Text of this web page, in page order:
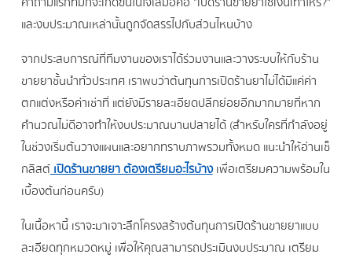
และงบประมาณเหล่านั้นถูกจัดสรรไปกับส่วนไหนบ้าง
จากประสบการณ์ที่ทีมงานของเราได้ร่วมงานและวางระบบให้กับร้าน
ขายยาชั้นนำทั่วประเทศ เราพบว่าต้นทุนการเปิดร้านยาไม่ได้มีแค่ค่า
ตกแต่งหรือค่าเช่าที่ แต่ยังมีรายละเอียดปลีกย่อยอีกมากมายที่หาก
คำนวณไม่ดีอาจทำให้งบประมาณบานปลายได้ (สำหรับใครที่กำลังอยู่
ในช่วงเริ่มต้นวางแผนและอยากทราบภาพรวมทั้งหมด แนะนำให้อ่านเช็
กลิสต์เปิดร้านขายยา ต้องเตรียมอะไรบ้างเพื่อเตรียมความพร้อมใน
เบื้องต้นก่อนครับ)
ในเนื้อหานี้ เราจะมาเจาะลึกโครงสร้างต้นทุนการเปิดร้านขายยาแบบ
ละเอียดทุกหมวดหมู่ เพื่อให้คุณสามารถประเมินงบประมาณ เตรียม